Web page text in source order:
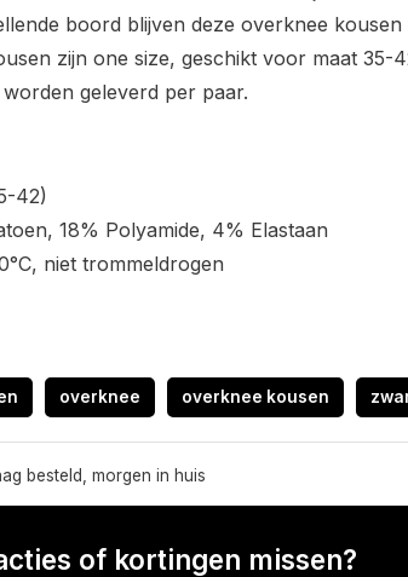
boord blijven deze overknee kousen
zijn one size, geschikt voor maat 35-
geleverd per paar.
42)
18% Polyamide, 4% Elastaan
niet trommeldrogen
overknee overknee kousen
besteld, morgen in huis
of kortingen missen?